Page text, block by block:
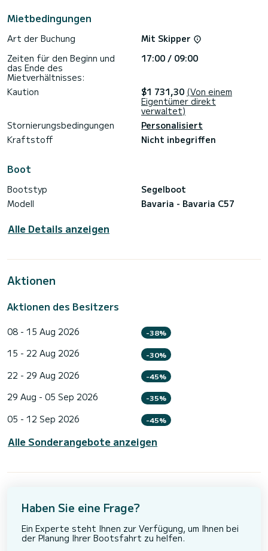
ausgestattet. Es ist unter anderem mit folgender
Deckdusche, Elektrowinch, Bugstrahlruder, Klimaanlage, Grill,
USB-Steckdose.
Haben Sie Fragen bezüglich des Bootes oder den
Charterbedingungen? Schicken Sie uns einfach eine
Nachricht auf SamBoat, unsere Mitarbeiter beantworten
Mietbedingungen
Art der Buchung
Mit Skipper
Zeiten für den Beginn und
das Ende des
Mietverhältnisses:
17:00 / 09:00
Kaution $1 731,30 (Von einem
Eigentümer direkt
verwaltet)
Stornierungsbedingungen
Personalisiert
Kraftstoff
Nicht inbegriffen
Boot
Bootstyp
Segelboot
Modell
Bavaria - Bavaria C57
Alle Details anzeigen
Aktionen
Aktionen des Besitzers
08 - 15 Aug 2026 -38%
15 - 22 Aug 2026 -30%
22 - 29 Aug 2026 -45%
29 Aug - 05 Sep 2026 -35%
05 - 12 Sep 2026 -45%
Alle Sonderangebote anzeigen
Haben Sie eine Frage?
Ein Experte steht Ihnen zur Verfügung, um Ihnen bei
der Planung Ihrer Bootsfahrt zu helfen.